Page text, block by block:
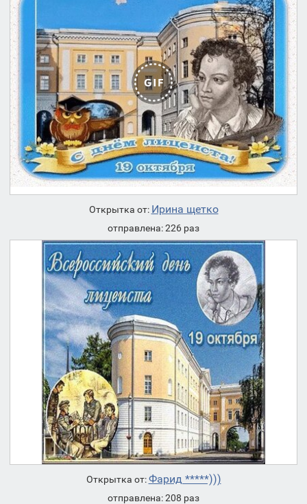
Открытка от: Ирина щетко
отправлена: 226 раз
Открытка от:Фарид *****)))
отправлена: 208 раз